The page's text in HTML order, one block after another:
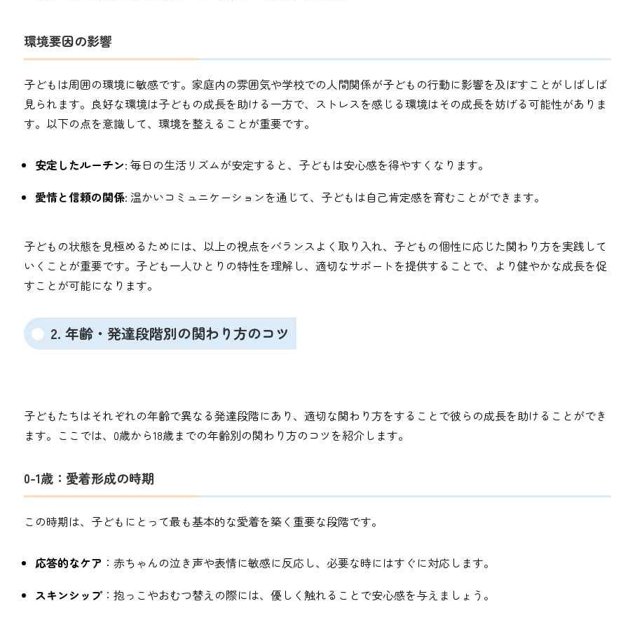
環境要因の影響
子どもは周囲の環境に敏感です。家庭内の雰囲気や学校での人間関係が子どもの行動に影響を及ぼすことがしばしば
見られます。良好な環境は子どもの成長を助ける一方で、ストレスを感じる環境はその成長を妨げる可能性がありま
す。以下の点を意識して、環境を整えることが重要です。
安定したルーチン: 毎日の生活リズムが安定すると、子どもは安心感を得やすくなります。
愛情と信頼の関係: 温かいコミュニケーションを通じて、子どもは自己肯定感を育むことができます。
子どもの状態を見極めるためには、以上の視点をバランスよく取り入れ、子どもの個性に応じた関わり方を実践して
いくことが重要です。子ども一人ひとりの特性を理解し、適切なサポートを提供することで、より健やかな成長を促
すことが可能になります。
2. 年齢・発達段階別の関わり方のコツ
子どもたちはそれぞれの年齢で異なる発達段階にあり、適切な関わり方をすることで彼らの成長を助けることができ
ます。ここでは、0歳から18歳までの年齢別の関わり方のコツを紹介します。
0-1歳：愛着形成の時期
この時期は、子どもにとって最も基本的な愛着を築く重要な段階です。
応答的なケア ：赤ちゃんの泣き声や表情に敏感に反応し、必要な時にはすぐに対応します。
スキンシップ：抱っこやおむつ替えの際には、優しく触れることで安心感を与えましょう。